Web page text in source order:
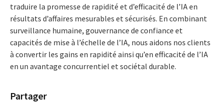
traduire la promesse de rapidité et d’efficacité de l’IA en
résultats d’affaires mesurables et sécurisés. En combinant
surveillance humaine, gouvernance de confiance et
capacités de mise à l’échelle de l’IA, nous aidons nos clients
à convertir les gains en rapidité ainsi qu’en efficacité de l’IA
en un avantage concurrentiel et sociétal durable.
Partager